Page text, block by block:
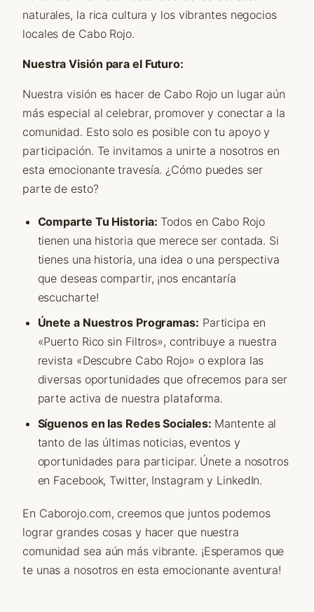
naturales, la rica cultura y los vibrantes negocios
locales de Cabo Rojo.
Nuestra Visión para el Futuro:
Nuestra visión es hacer de Cabo Rojo un lugar aún
más especial al celebrar, promover y conectar a la
comunidad. Esto solo es posible con tu apoyo y
participación. Te invitamos a unirte a nosotros en
esta emocionante travesía. ¿Cómo puedes ser
parte de esto?
Comparte Tu Historia: Todos en Cabo Rojo
tienen una historia que merece ser contada. Si
tienes una historia, una idea o una perspectiva
que deseas compartir, ¡nos encantaría
escucharte!
Únete a Nuestros Programas: Participa en
«Puerto Rico sin Filtros», contribuye a nuestra
revista «Descubre Cabo Rojo» o explora las
diversas oportunidades que ofrecemos para ser
parte activa de nuestra plataforma.
Síguenos en las Redes Sociales: Mantente al
tanto de las últimas noticias, eventos y
oportunidades para participar. Únete a nosotros
en Facebook, Twitter, Instagram y LinkedIn.
En Caborojo.com, creemos que juntos podemos
lograr grandes cosas y hacer que nuestra
comunidad sea aún más vibrante. ¡Esperamos que
te unas a nosotros en esta emocionante aventura!